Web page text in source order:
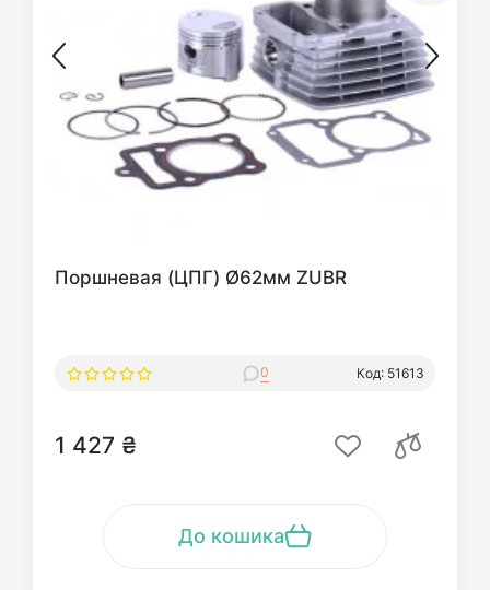
Поршневая (ЦПГ) Ø62мм ZUBR
0 Код: 51613
1 427 ₴
До кошика